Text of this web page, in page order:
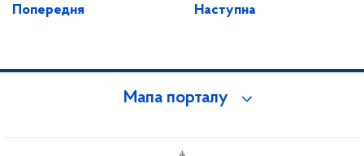
Попередня Наступна
Мапа порталу